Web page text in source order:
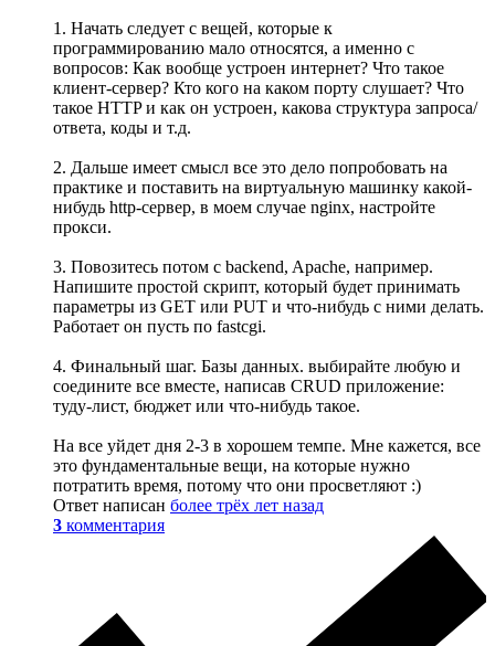
1. Начать следует с вещей, которые к
программированию мало относятся, а именно с
вопросов: Как вообще устроен интернет? Что такое
клиент-сервер? Кто кого на каком порту слушает? Что
такое HTTP и как он устроен, какова структура запроса/
ответа, коды и т.д.
2. Дальше имеет смысл все это дело попробовать на
практике и поставить на виртуальную машинку какой-
нибудь http-сервер, в моем случае nginx, настройте
прокси.
3. Повозитесь потом с backend, Apache, например.
Напишите простой скрипт, который будет принимать
параметры из GET или PUT и что-нибудь с ними делать.
Работает он пусть по fastcgi.
4. Финальный шаг. Базы данных. выбирайте любую и
соедините все вместе, написав CRUD приложение:
туду-лист, бюджет или что-нибудь такое.
На все уйдет дня 2-3 в хорошем темпе. Мне кажется, все
это фундаментальные вещи, на которые нужно
потратить время, потому что они просветляют :)
Ответ написан более трёх лет назад
3 комментария